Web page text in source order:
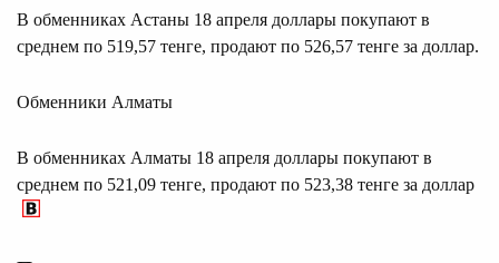
В обменниках Астаны 18 апреля доллары покупают в
среднем по 519,57 тенге, продают по 526,57 тенге за доллар.
Обменники Алматы
В обменниках Алматы 18 апреля доллары покупают в
среднем по 521,09 тенге, продают по 523,38 тенге за доллар